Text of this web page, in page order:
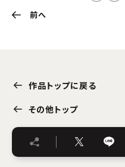
前へ
作品トップに戻る
その他トップ